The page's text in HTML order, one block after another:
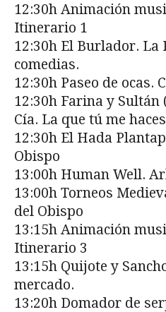
12:30h Animación
Itinerario 1
12:30h El Burlador. La
comedias.
12:30h Paseo de ocas.
12:30h Farina y
Cía. La que tú me
12:30h El Hada
Obispo
13:00h Human Well.
13:00h Torneos
del Obispo
13:15h Animación
Itinerario 3
13:15h Quijote y
mercado.
13:20h Domador de